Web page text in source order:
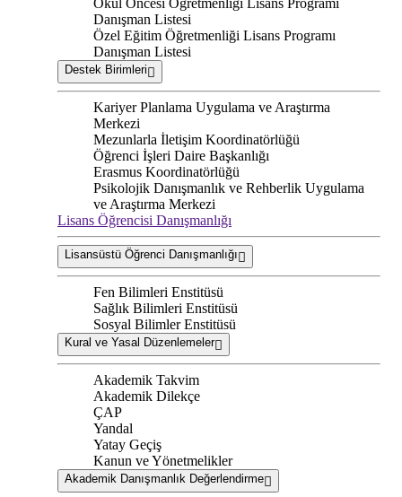
Okul Öncesi Öğretmenliği Lisans Programı
Danışman Listesi
Özel Eğitim Öğretmenliği Lisans Programı
Danışman Listesi
Destek Birimleri
Kariyer Planlama Uygulama ve Araştırma
Merkezi
Mezunlarla İletişim Koordinatörlüğü
Öğrenci İşleri Daire Başkanlığı
Erasmus Koordinatörlüğü
Psikolojik Danışmanlık ve Rehberlik Uygulama
ve Araştırma Merkezi
Lisans Öğrencisi Danışmanlığı
Lisansüstü Öğrenci Danışmanlığı
Fen Bilimleri Enstitüsü
Sağlık Bilimleri Enstitüsü
Sosyal Bilimler Enstitüsü
Kural ve Yasal Düzenlemeler
Akademik Takvim
Akademik Dilekçe
ÇAP
Yandal
Yatay Geçiş
Kanun ve Yönetmelikler
Akademik Danışmanlık Değerlendirme